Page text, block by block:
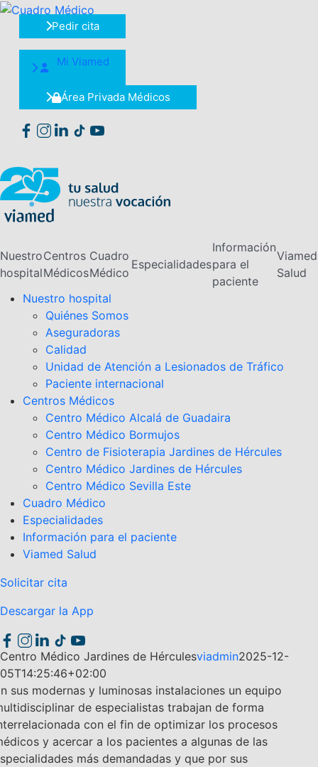
Saltar
contenido
Pedir cita
Mi Viamed
Área Privada Médicos
Nuestro
hospital
Centros
Médicos
Cuadro
Médico
Especialidades
Información
para el
paciente
Viamed
Salud
Nuestro hospital
Quiénes Somos
Aseguradoras
Calidad
Unidad de Atención a Lesionados de Tráfico
Paciente internacional
Centros Médicos
Centro Médico Alcalá de Guadaira
Centro Médico Bormujos
Centro de Fisioterapia Jardines de Hércules
Centro Médico Jardines de Hércules
Centro Médico Sevilla Este
Cuadro Médico
Especialidades
Información para el paciente
Viamed Salud
Solicitar cita
Descargar la App
Centro Médico Jardines de Hérculesviadmin2025-12-
05T14:25:46+02:00
sus modernas y luminosas instalaciones un equipo
de especialistas trabajan de forma
con el fin de optimizar los procesos
y acercar a los pacientes a algunas de las
más demandadas y que por sus